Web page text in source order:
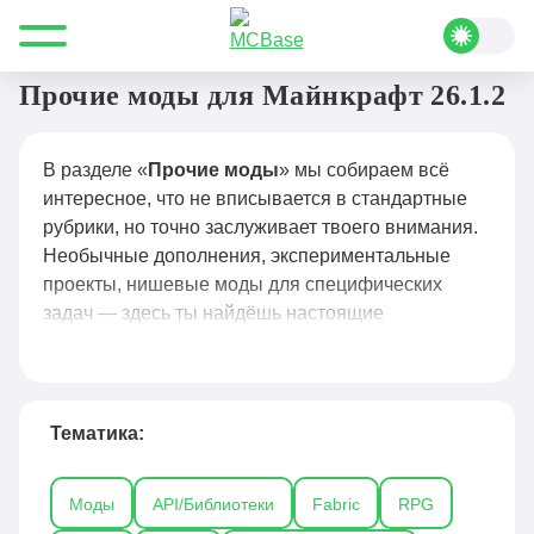
Все для Minecraft Моды Прочие
Прочие моды для Майнкрафт 26.1.2
В разделе « Прочие моды» мы собираем всё
интересное, что не вписывается в стандартные
рубрики, но точно заслуживает твоего внимания.
Необычные дополнения, экспериментальные
проекты, нишевые моды для специфических
задач — здесь ты найдёшь настоящие
Здесь обитают моды на любой нестандартный
звуков до модов, меняющих прогрессию,
добавляющих новые измерения или полностью
Тематика:
Моды API/Библиотеки Fabric RPG